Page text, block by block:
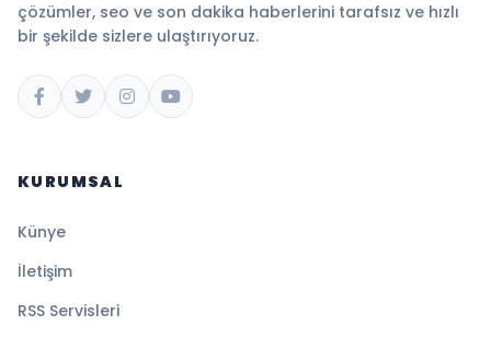
çözümler, seo ve son dakika haberlerini tarafsız ve hızlı
bir şekilde sizlere ulaştırıyoruz.
KURUMSAL
Künye
İletişim
RSS Servisleri